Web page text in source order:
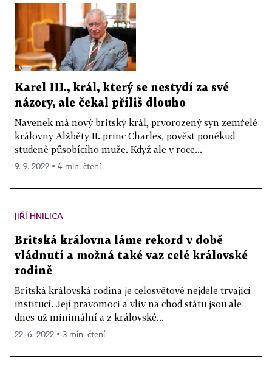
Karel III., král, který se nestydí za své
názory, ale čekal příliš dlouho
Navenek má nový britský král, prvorozený syn zemřelé
královny Alžběty II. princ Charles, pověst poněkud
studeně působícího muže. Když ale v roce...
9. 9. 2022 ▪ 4 min. čtení
JIŘÍ HNILICA
Britská královna láme rekord v době
vládnutí a možná také vaz celé královské
rodině
Britská královská rodina je celosvětově nejdéle trvající
institucí. Její pravomoci a vliv na chod státu jsou ale
dnes už minimální a z královské...
22. 6. 2022 ▪ 3 min. čtení